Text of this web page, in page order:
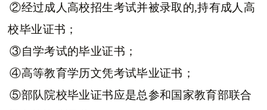
②经过成人高校招生考试并被录取的,持有成人高
校毕业证书；
③自学考试的毕业证书；
④高等教育学历文凭考试毕业证书；
⑤部队院校毕业证书应是总参和国家教育部联合